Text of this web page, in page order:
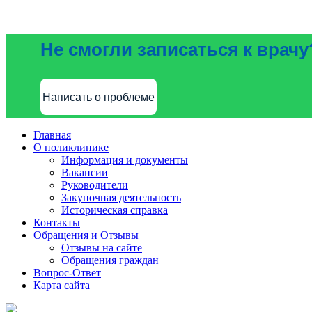
Не смогли записаться к
Написать о проблеме
Главная
О поликлинике
Информация и документы
Вакансии
Руководители
Закупочная деятельность
Историческая справка
Контакты
Обращения и Отзывы
Отзывы на сайте
Обращения граждан
Вопрос-Ответ
Карта сайта